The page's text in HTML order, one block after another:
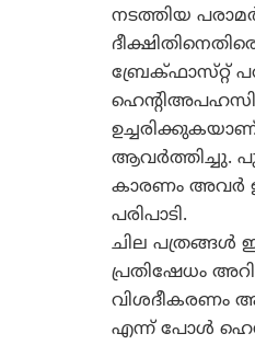
നടത്തിയ
ബ്രേക്‌ഫാസ്‌റ്റ്‌
ആവര്‍ത്തിച്ചു.
കാരണം അവര്‍
പരിപാടി.
ചില പത്രങ്ങള്‍
പ്രതിഷേധം
വിശദീകരണം
എന്ന്‌ പോള്‍